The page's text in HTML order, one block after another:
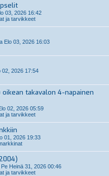
03, 2026 16:42
ja tarvikkeet
Elo 03, 2026 16:03
02, 2026 17:54
takavalon 4-napainen
02, 2026 05:59
ja tarvikkeet
01, 2026 19:33
Pe Heinä 31, 2026 00:46
ja tarvikkeet